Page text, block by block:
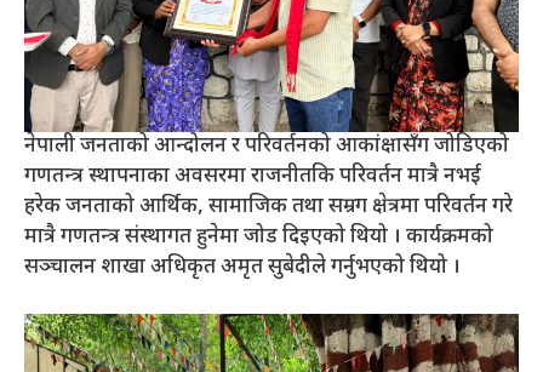
नेपाली जनताको आन्दोलन र परिवर्तनको आकांक्षासँग जोडिएको
गणतन्त्र स्थापनाका अवसरमा राजनीतकि परिवर्तन मात्रै नभई
हरेक जनताको आर्थिक, सामाजिक तथा सम्रग क्षेत्रमा परिवर्तन गरे
मात्रै गणतन्त्र संस्थागत हुनेमा जोड दिइएको थियो । कार्यक्रमको
सञ्चालन शाखा अधिकृत अमृत सुबेदीले गर्नुभएको थियो ।